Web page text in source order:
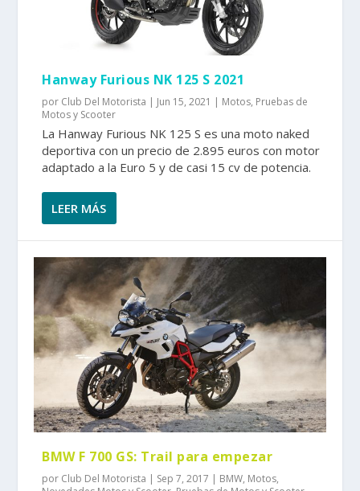
Hanway Furious NK 125 S 2021
por Club Del Motorista | Jun 15, 2021 | Motos, Pruebas de
Motos y Scooter
La Hanway Furious NK 125 S es una moto naked
deportiva con un precio de 2.895 euros con motor
adaptado a la Euro 5 y de casi 15 cv de potencia.
LEER MÁS
BMW F 700 GS: Trail para empezar
por Club Del Motorista | Sep 7, 2017 | BMW, Motos,